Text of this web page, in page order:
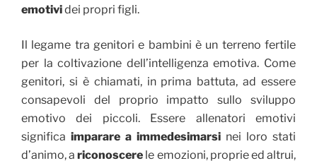
emotividei propri figli.
Il legame tra genitori e bambini è un terreno fertile
per la coltivazione dell’intelligenza emotiva. Come
genitori, si è chiamati, in prima battuta, ad essere
consapevoli del proprio impatto sullo sviluppo
emotivo dei piccoli. Essere allenatori emotivi
significa imparare a immedesimarsi nei loro stati
d’animo, ariconoscere le emozioni, proprie ed altrui,